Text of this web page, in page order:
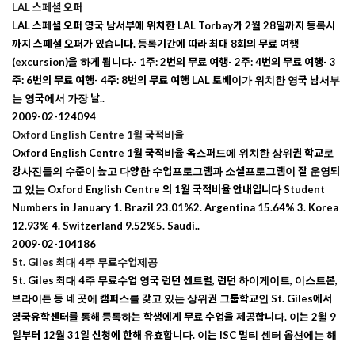
LAL 스페셜 오퍼
LAL 스페셜 오퍼 영국 남서부에 위치한 LAL Torbay가 2월 28일까지 등록시
까지 스페셜 오퍼가 있습니다. 등록기간에 따라 최대 8회의 무료 여행
(excursion)을 하게 됩니다.- 1주: 2번의 무료 여행- 2주: 4번의 무료 여행- 3
주: 6번의 무료 여행- 4주: 8번의 무료 여행 LAL 토베이가 위치한 영국 남서부
는 영국에서 가장 날..
2009-02-124094
Oxford English Centre 1월 국적비율
Oxford English Centre 1월 국적비율 옥스퍼드에 위치한 상위권 학교로
강사진들의 수준이 높고 다양한 수업프로그램과 소셜프로그램이 잘 운영되
고 있는 Oxford English Centre 의 1월 국적비율 안내입니다 Student
Numbers in January 1. Brazil 23.01%2. Argentina 15.64% 3. Korea
12.93% 4. Switzerland 9.52%5. Saudi..
2009-02-104186
St. Giles 최대 4주 무료수업제공
St. Giles 최대 4주 무료수업 영국 런던 센트럴, 런던 하이게이트, 이스트본,
브라이튼 등 네 곳에 캠퍼스를 갖고 있는 상위권 그룹학교인 St. Giles에서
영국유학센터를 통해 등록하는 학생에게 무료 수업을 제공합니다. 이는 2월 9
일부터 12월 31일 신청에 한해 유효합니다. 이는 ISC 멀티 센터 옵션에는 해